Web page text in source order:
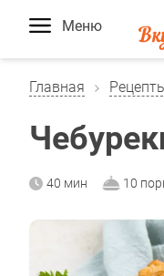
Меню
Главная
40 мин 10